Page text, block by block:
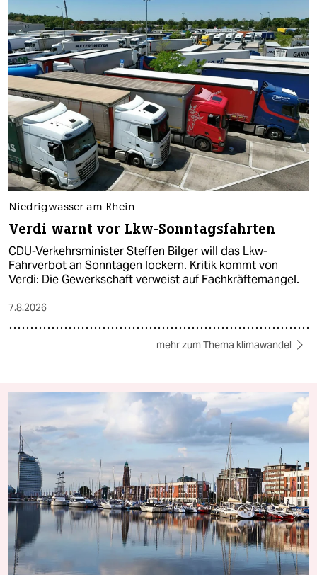
Niedrigwasser am Rhein
Verdi warnt vor Lkw-Sonntagsfahrten
CDU-Verkehrsminister Steffen Bilger will das Lkw-
Fahrverbot an Sonntagen lockern. Kritik kommt von
Verdi: Die Gewerkschaft verweist auf Fachkräftemangel.
7.8.2026
mehr zum Thema klimawandel